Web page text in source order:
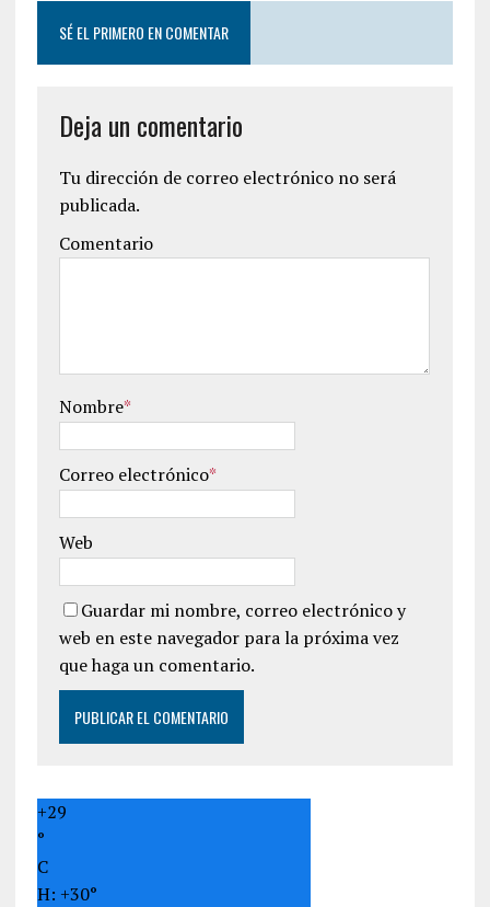
SÉ EL PRIMERO EN COMENTAR
Deja un comentario
Tu dirección de correo electrónico no será
publicada.
Comentario
Nombre*
Correo electrónico*
Web
Guardar mi nombre, correo electrónico y
web en este navegador para la próxima vez
que haga un comentario.
+29
°
C
H: +30°